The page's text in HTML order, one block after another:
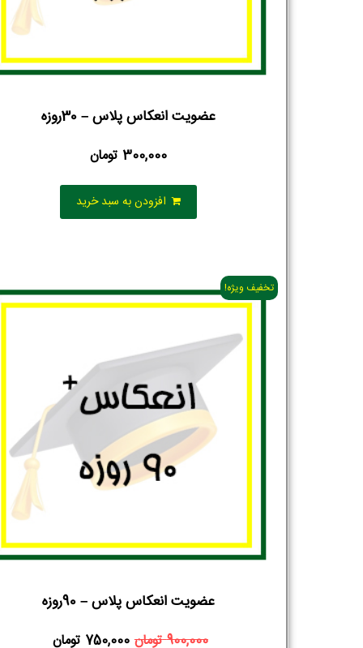
عضویت انعکاس پلاس – 30روزه
300,000 تومان
افزودن به سبد خرید
تخفیف ویژه!
عضویت انعکاس پلاس – 90روزه
900,000تومان 750,000 تومان